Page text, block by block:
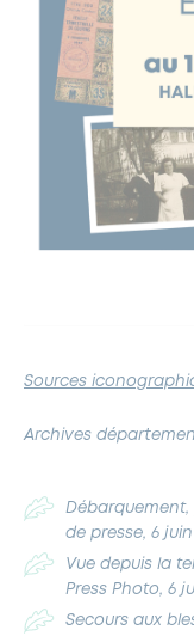
Sources
Archives
de presse, 6 juin
Vue depuis la
Press Photo, 6
Secours aux